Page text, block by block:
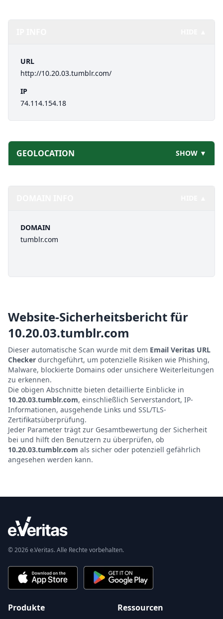
URL
http://10.20.03.tumblr.com/
IP
74.114.154.18
GEOLOCATION SHOW ▼
DOMAIN
tumblr.com
Website-Sicherheitsbericht für
10.20.03.tumblr.com
Dieser automatische Scan wurde mit dem Email Veritas URL
Checker durchgeführt, um potenzielle Risiken wie Phishing,
Malware, blockierte Domains oder unsichere Weiterleitungen
zu erkennen.
Die obigen Abschnitte bieten detaillierte Einblicke in
10.20.03.tumblr.com, einschließlich Serverstandort, IP-
Informationen, ausgehende Links und SSL/TLS-
Zertifikatsüberprüfung.
Jeder Parameter trägt zur Gesamtbewertung der Sicherheit
bei und hilft den Benutzern zu überprüfen, ob
10.20.03.tumblr.com als sicher oder potenziell gefährlich
angesehen werden kann.
© 2026 e.Veritas. Alle Rechte vorbehalten.
Produkte Ressourcen